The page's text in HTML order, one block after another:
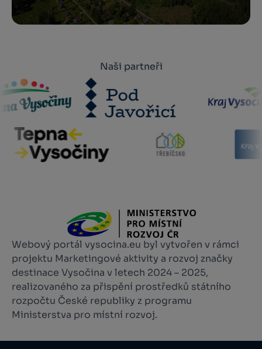
Naši partneři
Webový portál vysocina.eu byl vytvořen v rámci
projektu Marketingové aktivity a rozvoj značky
destinace Vysočina v letech 2024 – 2025,
realizovaného za přispění prostředků státního
rozpočtu České republiky z programu
Ministerstva pro místní rozvoj.